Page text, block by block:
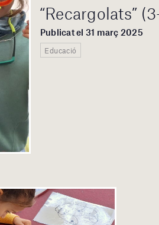
“Recargolats”
Publicat el 31 març 2025
Educació